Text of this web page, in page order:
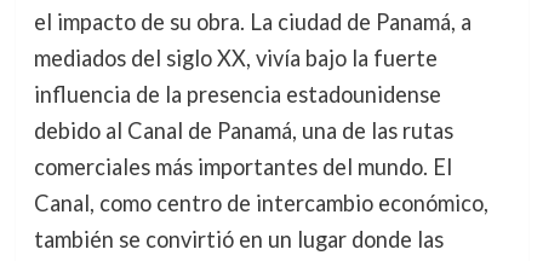
el impacto de su obra. La ciudad de Panamá, a
mediados del siglo XX, vivía bajo la fuerte
influencia de la presencia estadounidense
debido al Canal de Panamá, una de las rutas
comerciales más importantes del mundo. El
Canal, como centro de intercambio económico,
también se convirtió en un lugar donde las